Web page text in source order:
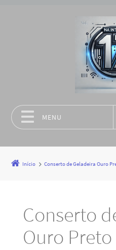
MENU
Início Conserto de Geladeira Ouro
Conserto
Ouro Preto